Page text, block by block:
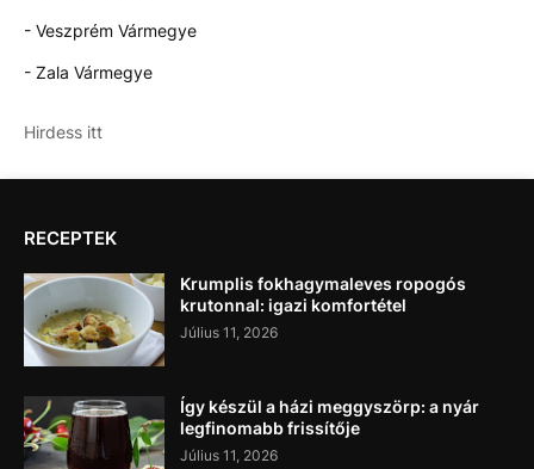
- Veszprém Vármegye
- Zala Vármegye
Hirdess itt
RECEPTEK
Krumplis fokhagymaleves ropogós
krutonnal: igazi komfortétel
Július 11, 2026
Így készül a házi meggyszörp: a nyár
legfinomabb frissítője
Július 11, 2026